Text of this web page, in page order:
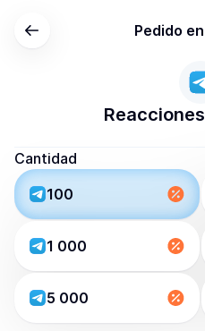
Pedido
Cantidad
100
1 000
5 000